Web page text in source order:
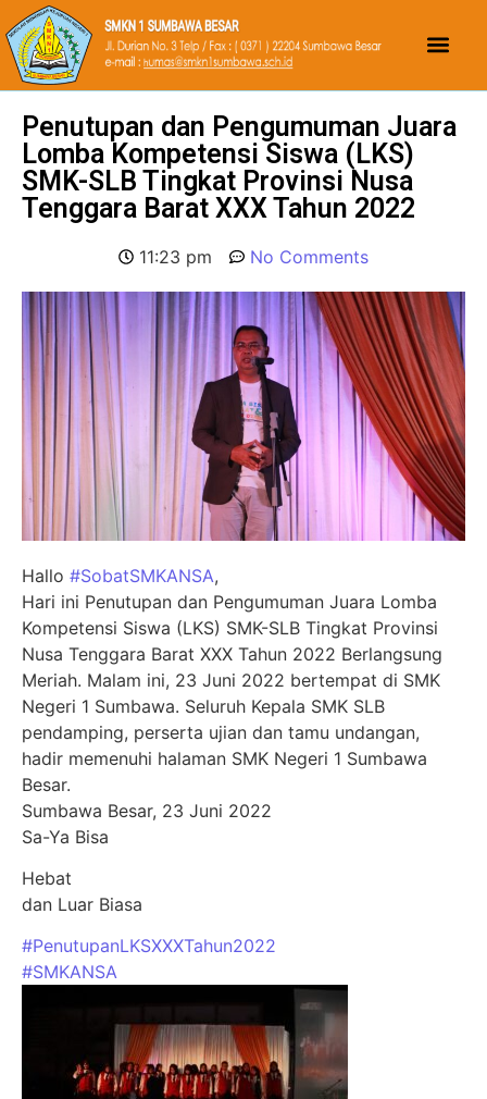
Penutupan dan Pengumuman Juara
Lomba Kompetensi Siswa (LKS)
SMK-SLB Tingkat Provinsi Nusa
Tenggara Barat XXX Tahun 2022
11:23 pm No Comments
Hallo #SobatSMKANSA,
Hari ini Penutupan dan Pengumuman Juara Lomba
Kompetensi Siswa (LKS) SMK-SLB Tingkat Provinsi
Nusa Tenggara Barat XXX Tahun 2022 Berlangsung
Meriah. Malam ini, 23 Juni 2022 bertempat di SMK
Negeri 1 Sumbawa. Seluruh Kepala SMK SLB
pendamping, perserta ujian dan tamu undangan,
hadir memenuhi halaman SMK Negeri 1 Sumbawa
Besar.
Sumbawa Besar, 23 Juni 2022
Sa-Ya Bisa
Hebat
dan Luar Biasa
#PenutupanLKSXXXTahun2022
#SMKANSA